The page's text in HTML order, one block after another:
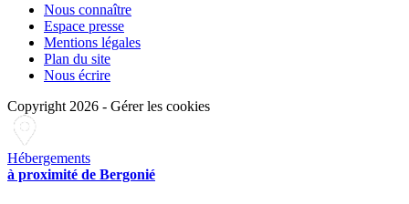
Nous connaître
Espace presse
Mentions légales
Plan du site
Nous écrire
Copyright 2026 - Gérer les cookies
Hébergements
à proximité de Bergonié